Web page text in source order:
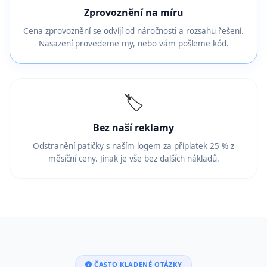
Zprovoznění na míru
Cena zprovoznění se odvíjí od náročnosti a rozsahu řešení.
Nasazení provedeme my, nebo vám pošleme kód.
🏷️
Bez naší reklamy
Odstranění patičky s naším logem za příplatek 25 % z
měsíční ceny. Jinak je vše bez dalších nákladů.
ČASTO KLADENÉ OTÁZKY